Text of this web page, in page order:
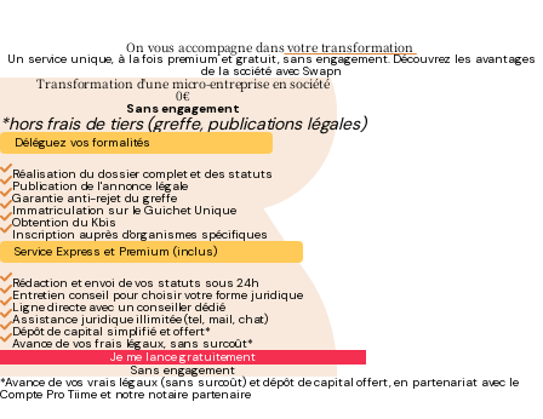
On vous accompagne dansvotre transformation
Un service unique, à la fois premium et gratuit, sans engagement. Découvrez les avantages
de la société avec Swapn
Transformation d'une micro-entreprise en société
0€
Sans engagement
*hors frais de tiers (greffe, publications légales)
Déléguez vos formalités
Réalisation du dossier complet et des statuts
Publication de l'annonce légale
Garantie anti-rejet du greffe
Immatriculation sur le Guichet Unique
Obtention du Kbis
Inscription auprès d'organismes spécifiques
Service Express et Premium (inclus)
Rédaction et envoi de vos statuts sous 24h
Entretien conseil pour choisir votre forme juridique
Ligne directe avec un conseiller dédié
Assistance juridique illimitée (tel, mail, chat)
Dépôt de capital simplifié et offert*
Avance de vos frais légaux, sans surcoût*
Je me lance gratuitement
Sans engagement
*Avance de vos vrais légaux (sans surcoût) et dépôt de capital offert, en partenariat avec le
Compte Pro Tiime et notre notaire partenaire